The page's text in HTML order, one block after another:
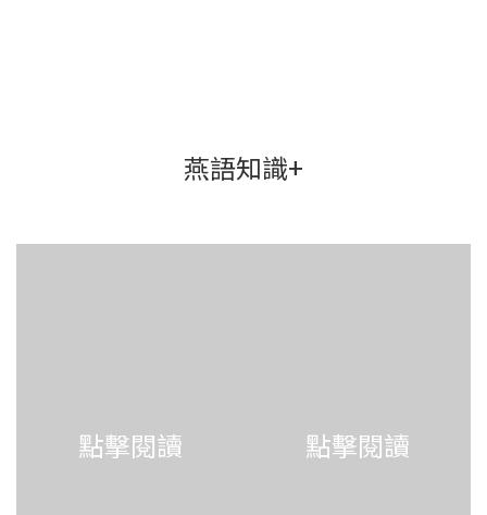
燕語知識+
點擊閱讀 點擊閱讀